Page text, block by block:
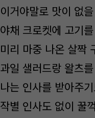
이거야말로 맛이 없
야채 크로켓에 고기
미리 마중 나온 살짝
과일 샐러드랑 왈츠
나는 인사를 받아주
작별 인사도 없이 꿀